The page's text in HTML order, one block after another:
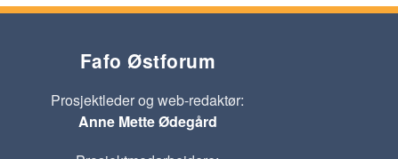
Fafo Østforum
Prosjektleder og web-redaktør:
Anne Mette Ødegård